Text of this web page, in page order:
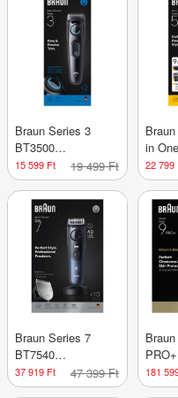
Braun Series 3
BT3500
szakállvágó /fekete
- 1 db
15 599 Ft 19 499 Ft
in
22 799
Braun Series 7
BT7540
szakállvágó /kék - 1
db
37 919 Ft 47 399 Ft
1db
181